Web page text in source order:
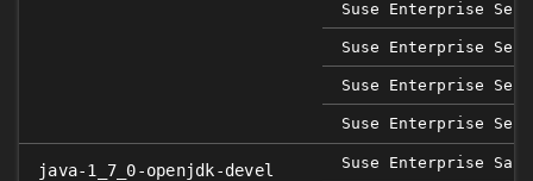
Suse Enterprise
Suse Enterprise
Suse Enterprise
Suse Enterprise
java-1_7_0-openjdk-devel Suse Enterprise Sap